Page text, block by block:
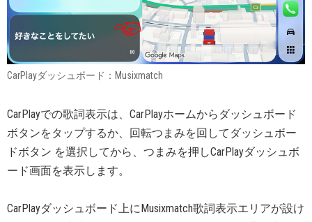
CarPlayダッシュボード：Musixmatch
CarPlayでの歌詞表示は、CarPlayホームからダッシュボード
ボタンをタップするか、回転つまみを回してダッシュボー
ドボタン を選択してから、つまみを押しCarPlayダッシュボ
ード画面を表示します。
CarPlayダッシュボード上にMusixmatch歌詞表示エリアが設け